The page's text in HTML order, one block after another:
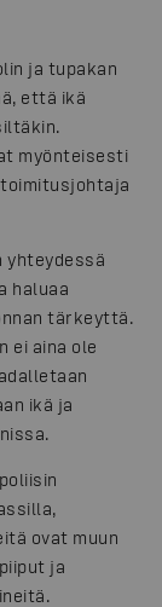
ja tupakan
että ikä
myönteisesti
haluaa
tärkeyttä.
ei aina ole
ikä ja
ovat muun
ja